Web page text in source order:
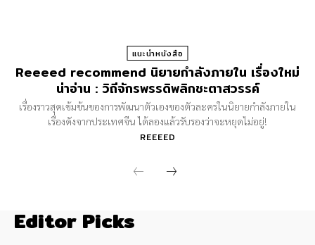
แนะนำหนังสือ
Reeeed recommend นิยายกำลังภายใน เรื่องใหม่
น่าอ่าน : วิถีจักรพรรดิพลิกชะตาสวรรค์
เรื่องราวสุดเข้มข้นของการพัฒนาตัวเองของตัวละครในนิยายกำลังภายใน
เรื่องดังจากประเทศจีน ได้ลองแล้วรับรองว่าจะหยุดไม่อยู่!
REEEED
Editor Picks